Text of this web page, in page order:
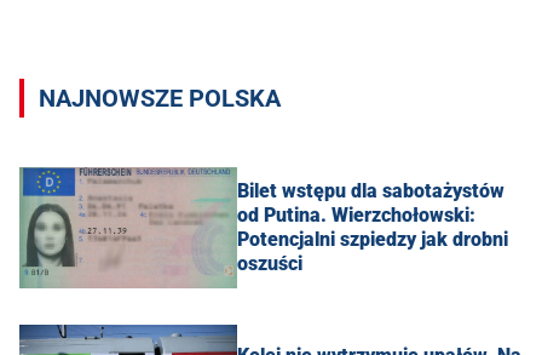
NAJNOWSZE POLSKA
Bilet wstępu dla sabotażystów
od Putina. Wierzchołowski:
Potencjalni szpiedzy jak drobni
oszuści